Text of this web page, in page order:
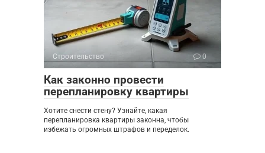
Строительство 0
Как законно провести
перепланировку квартиры
Хотите снести стену? Узнайте, какая
перепланировка квартиры законна, чтобы
избежать огромных штрафов и переделок.